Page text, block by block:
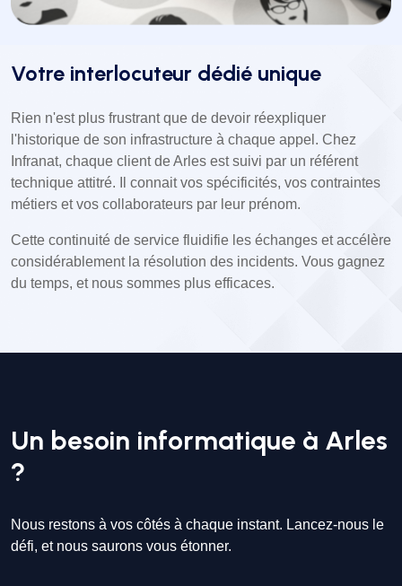
Votre interlocuteur dédié unique
Rien n'est plus frustrant que de devoir réexpliquer
l'historique de son infrastructure à chaque appel. Chez
Infranat, chaque client de Arles est suivi par un référent
technique attitré. Il connait vos spécificités, vos contraintes
métiers et vos collaborateurs par leur prénom.
Cette continuité de service fluidifie les échanges et accélère
considérablement la résolution des incidents. Vous gagnez
du temps, et nous sommes plus efficaces.
Un besoin informatique à Arles
?
Nous restons à vos côtés à chaque instant. Lancez-nous le
défi, et nous saurons vous étonner.